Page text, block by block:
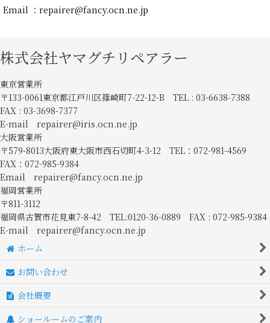
Email ：repairer@fancy.ocn.ne.jp
株式会社ヤマグチリペアラー
東京営業所
〒133-0061東京都江戸川区篠崎町7-22-12-B TEL : 03-6638-7388
FAX : 03-3698-7377
E-mail repairer@iris.ocn.ne.jp
大阪営業所
〒579-8013大阪府東大阪市西石切町4-3-12 TEL：072-981-4569
FAX：072-985-9384
Email repairer@fancy.ocn.ne.jp
福岡営業所
〒811-3112
福岡県古賀市花見東7-8-42 TEL:0120-36-0889 FAX : 072-985-9384
E-mail repairer@fancy.ocn.ne.jp
ホーム
お問い合わせ
会社概要
ショールームのご案内